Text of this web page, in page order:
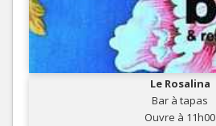
Le Rosalina
Bar à tapas
Ouvre à 11h00